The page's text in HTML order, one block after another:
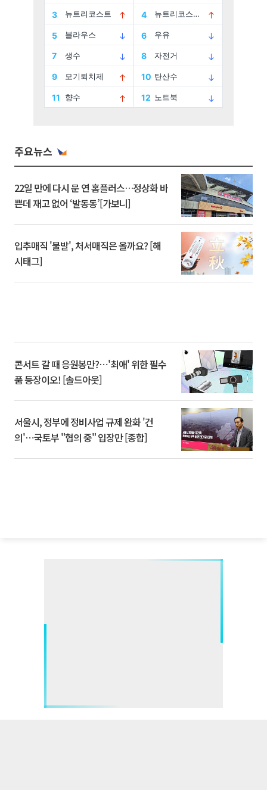
주요뉴스
22일 만에 다시 문 연 홈플러스…정상화 바
쁜데 재고 없어 ‘발동동’[가보니]
입추매직 '불발', 처서매직은 올까요? [해
시태그]
콘서트 갈 때 응원봉만?⋯'최애' 위한 필수
품 등장이오! [솔드아웃]
서울시, 정부에 정비사업 규제 완화 '건
의'⋯국토부 "협의 중" 입장만 [종합]